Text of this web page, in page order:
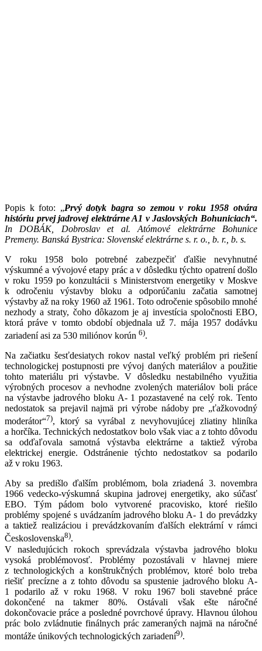
Popis k foto: „Prvý dotyk bagra so zemou v roku 1958 otvára
históriu prvej jadrovej elektrárne A1 v Jaslovských Bohuniciach“.
In DOBÁK, Dobroslav et al. Atómové elektrárne Bohunice
Premeny. Banská Bystrica: Slovenské elektrárne s. r. o., b. r., b. s.
V roku 1958 bolo potrebné zabezpečiť ďalšie nevyhnutné
výskumné a vývojové etapy prác a v dôsledku týchto opatrení došlo
v roku 1959 po konzultácii s Ministerstvom energetiky v Moskve
k odročeniu výstavby bloku a odporúčaniu začatia samotnej
výstavby až na roky 1960 až 1961. Toto odročenie spôsobilo mnohé
nezhody a straty, čoho dôkazom je aj investícia spoločnosti EBO,
ktorá práve v tomto období objednala už 7. mája 1957 dodávku
zariadení asi za 530 miliónov korún 6).
Na začiatku šesťdesiatych rokov nastal veľký problém pri riešení
technologickej postupnosti pre vývoj daných materiálov a použitie
tohto materiálu pri výstavbe. V dôsledku nestabilného využitia
výrobných procesov a nevhodne zvolených materiálov boli práce
na výstavbe jadrového bloku A- 1 pozastavené na celý rok. Tento
nedostatok sa prejavil najmä pri výrobe nádoby pre „ťažkovodný
moderátor“7), ktorý sa vyrábal z nevyhovujúcej zliatiny hliníka
a horčíka. Technických nedostatkov bolo však viac a z tohto dôvodu
sa odďaľovala samotná výstavba elektrárne a taktiež výroba
elektrickej energie. Odstránenie týchto nedostatkov sa podarilo
až v roku 1963.
Aby sa predišlo ďalším problémom, bola zriadená 3. novembra
1966 vedecko-výskumná skupina jadrovej energetiky, ako súčasť
EBO. Tým pádom bolo vytvorené pracovisko, ktoré riešilo
problémy spojené s uvádzaním jadrového bloku A- 1 do prevádzky
a taktiež realizáciou i prevádzkovaním ďalších elektrární v rámci
Československa8).
V nasledujúcich rokoch sprevádzala výstavba jadrového bloku
vysoká problémovosť. Problémy pozostávali v hlavnej miere
z technologických a konštrukčných problémov, ktoré bolo treba
riešiť precízne a z tohto dôvodu sa spustenie jadrového bloku A-
1 podarilo až v roku 1968. V roku 1967 boli stavebné práce
dokončené na takmer 80%. Ostávali však ešte náročné
dokončovacie práce a posledné povrchové úpravy. Hlavnou úlohou
prác bolo zvládnutie finálnych prác zameraných najmä na náročné
montáže únikových technologických zariadení9).